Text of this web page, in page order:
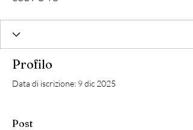
Profilo
Data di iscrizione: 9 dic 2025
Post